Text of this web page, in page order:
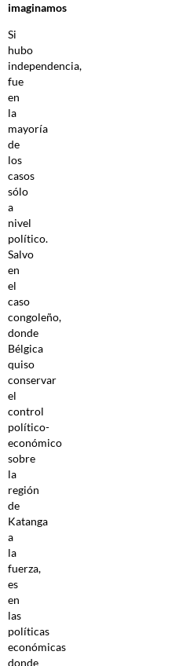
imaginamos
Si
hubo
independencia,
fue
en
la
mayoría
de
los
casos
sólo
a
nivel
político.
Salvo
en
el
caso
congoleño,
donde
Bélgica
quiso
conservar
el
control
político-
económico
sobre
la
región
de
Katanga
a
la
fuerza,
es
en
las
políticas
económicas
donde